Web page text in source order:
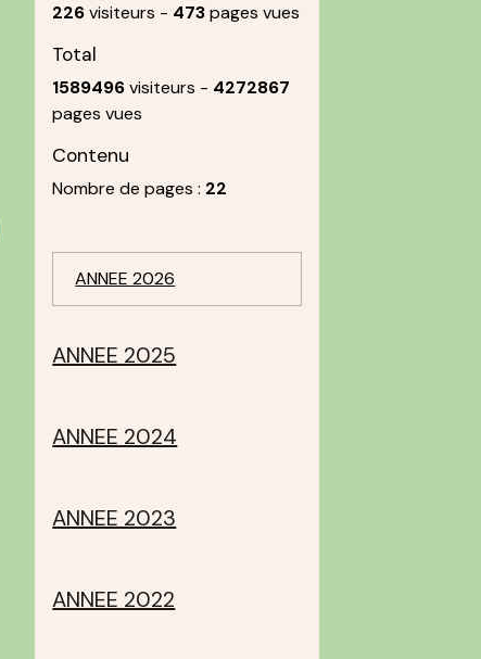
226visiteurs - 473pages vues
Total
1589496visiteurs - 4272867
pages vues
Contenu
Nombre de pages : 22
ANNEE 2026
ANNEE 2025
ANNEE 2024
ANNEE 2023
ANNEE 2022